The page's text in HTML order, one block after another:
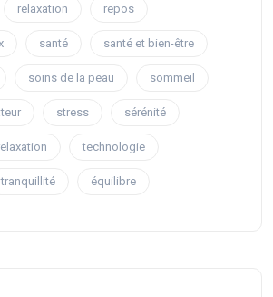
relaxation repos
santé santé et bien-être
soins de la peau sommeil
stress sérénité
technologie
tranquillité équilibre